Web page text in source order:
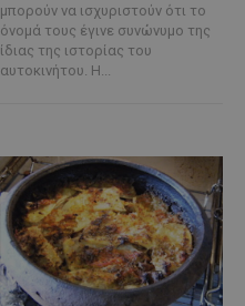
μπορούν να ισχυριστούν ότι το
όνομά τους έγινε συνώνυμο της
ίδιας της ιστορίας του
αυτοκινήτου. Η...